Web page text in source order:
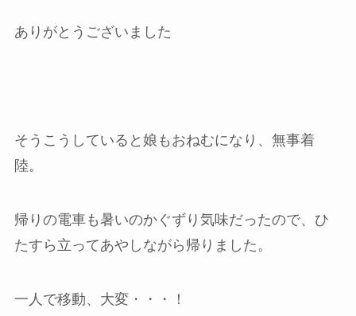
ありがとうございました
そうこうしていると娘もおねむになり、無事着
陸。
帰りの電車も暑いのかぐずり気味だったので、ひ
たすら立ってあやしながら帰りました。
一人で移動、大変・・・！